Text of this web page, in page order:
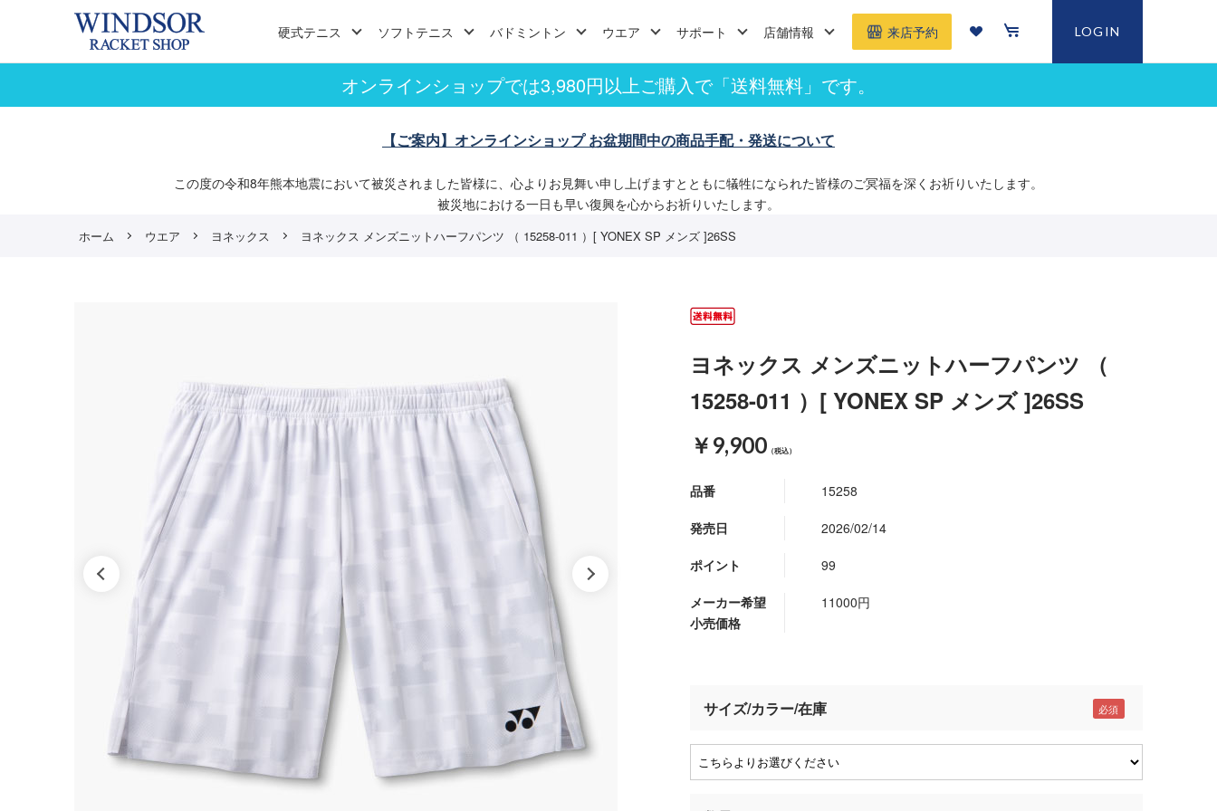
硬式テニス ソフトテニス バドミントン ウエア サポート 店舗情報 来店予約 LOGIN
オンラインショップでは3,980円以上ご購入で「送料無料」です。
【ご案内】オンラインショップ お盆期間中の商品手配・発送について
この度の令和8年熊本地震において被災されました皆様に、心よりお見舞い申し上げますとともに犠牲になられた皆様のご冥福を深くお祈りいたします。
被災地における一日も早い復興を心からお祈りいたします。
ホーム ウエア ヨネックス ヨネックス メンズニットハーフパンツ （ 15258-011 ）[ YONEX SP メンズ ]26SS
ヨネックス メンズニットハーフパンツ （
15258-011 ）[ YONEX SP メンズ ]26SS
￥9,900 （税込）
品番 15258
発売日 2026/02/14
ポイント 99
メーカー希望
小売価格
11000円
サイズ/カラー/在庫